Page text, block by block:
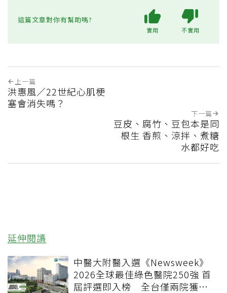
這篇文章對你有幫助嗎?
實用 不實用
上一篇
洪惠風／22世紀心肌梗
塞會消失嗎？
下一篇
豆皮、腐竹、豆包本是同
根生 香煎、涼拌、煮糖
水都好吃
延伸閱讀
中醫大附醫入選《Newsweek》
2026全球最佳綠色醫院250強 首
屆評選即入榜 全台僅兩院獲